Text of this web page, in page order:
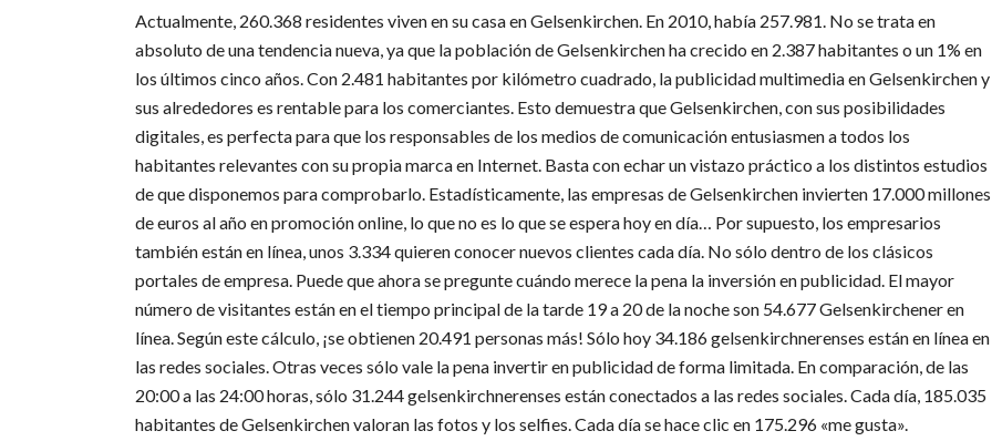
Actualmente, 260.368 residentes viven en su casa en Gelsenkirchen. En 2010, había 257.981. No se trata en
absoluto de una tendencia nueva, ya que la población de Gelsenkirchen ha crecido en 2.387 habitantes o un 1% en
los últimos cinco años. Con 2.481 habitantes por kilómetro cuadrado, la publicidad multimedia en Gelsenkirchen y
sus alrededores es rentable para los comerciantes. Esto demuestra que Gelsenkirchen, con sus posibilidades
digitales, es perfecta para que los responsables de los medios de comunicación entusiasmen a todos los
habitantes relevantes con su propia marca en Internet. Basta con echar un vistazo práctico a los distintos estudios
de que disponemos para comprobarlo. Estadísticamente, las empresas de Gelsenkirchen invierten 17.000 millones
de euros al año en promoción online, lo que no es lo que se espera hoy en día… Por supuesto, los empresarios
también están en línea, unos 3.334 quieren conocer nuevos clientes cada día. No sólo dentro de los clásicos
portales de empresa. Puede que ahora se pregunte cuándo merece la pena la inversión en publicidad. El mayor
número de visitantes están en el tiempo principal de la tarde 19 a 20 de la noche son 54.677 Gelsenkirchener en
línea. Según este cálculo, ¡se obtienen 20.491 personas más! Sólo hoy 34.186 gelsenkirchnerenses están en línea en
las redes sociales. Otras veces sólo vale la pena invertir en publicidad de forma limitada. En comparación, de las
20:00 a las 24:00 horas, sólo 31.244 gelsenkirchnerenses están conectados a las redes sociales. Cada día, 185.035
habitantes de Gelsenkirchen valoran las fotos y los selfies. Cada día se hace clic en 175.296 «me gusta».